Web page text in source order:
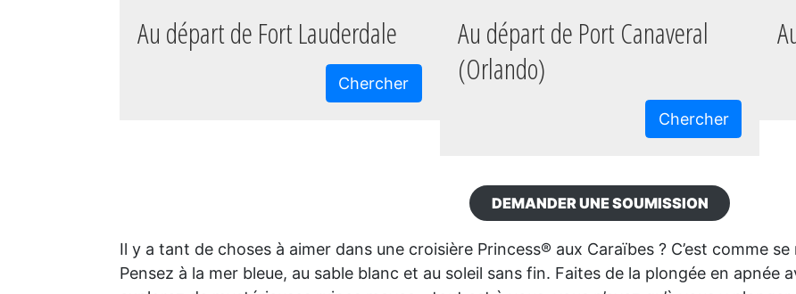
Au départ de Fort Lauderdale
Chercher
Au départ de Port Canaveral
(Orlando)
Chercher
DEMANDER UNE SOUMISSION
Il y a tant de choses à aimer dans une croisière Princess® aux Caraïbes ? C’est comme
Pensez à la mer bleue, au sable blanc et au soleil sans fin. Faites de la plongée en apnée